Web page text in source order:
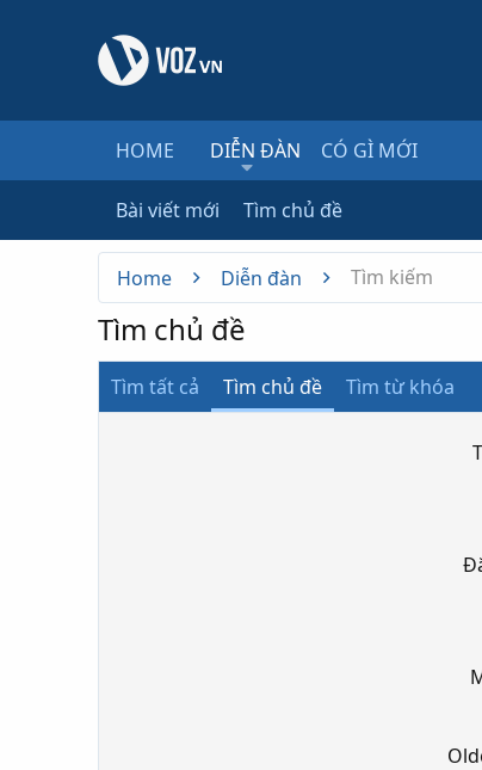
HOME DIỄN ĐÀN CÓ GÌ MỚI
Bài viết mới Tìm chủ đề
Home Diễn đàn Tìm kiếm
Tìm chủ đề
Tìm tất cả Tìm chủ đề Tìm từ khóa